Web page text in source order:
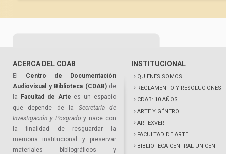
ACERCA DEL CDAB
El Centro de Documentación
Audiovisual y Biblioteca (CDAB)de
la
Facultad de Arte es un espacio
que depende de la Secretaría de
Investigación y Posgrado y nace con
la finalidad de resguardar la
memoria institucional y preservar
materiales bibliográficos y
INSTITUCIONAL
QUIENES SOMOS
REGLAMENTO Y RESOLUCIONES
CDAB: 10 AÑOS
ARTE Y GÉNERO
ARTEXVER
FACULTAD DE ARTE
BIBLIOTECA CENTRAL UNICEN